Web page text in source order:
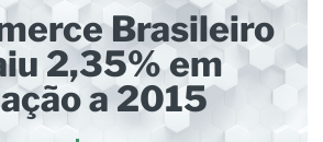
Brasileiro
2,35% em
a 2015